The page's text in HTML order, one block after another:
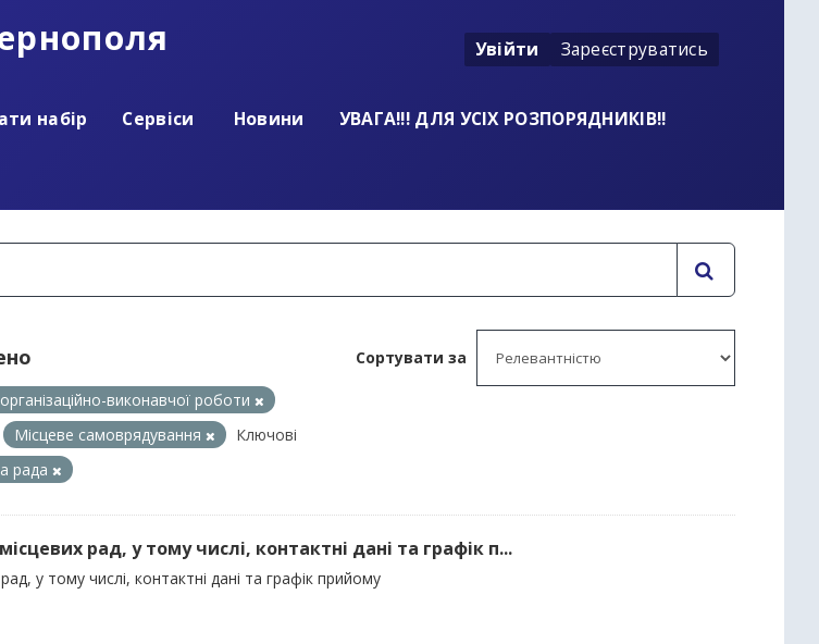
Увійти Зареєструватись
набір Сервіси Новини
УВАГА!!! ДЛЯ УСІХ РОЗПОРЯДНИКІВ!!
Сортувати за
виконавчої роботи
Місцеве самоврядування
Ключові
рада
рад, у тому числі, контактні дані та графік п...
у тому числі, контактні дані та графік прийому